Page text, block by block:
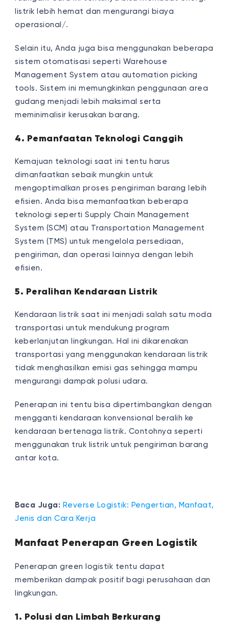
listrik lebih hemat dan mengurangi biaya
operasional/.
Selain itu, Anda juga bisa menggunakan beberapa
sistem otomatisasi seperti Warehouse
Management System atau automation picking
tools. Sistem ini memungkinkan penggunaan area
gudang menjadi lebih maksimal serta
meminimalisir kerusakan barang.
4. Pemanfaatan Teknologi Canggih
Kemajuan teknologi saat ini tentu harus
dimanfaatkan sebaik mungkin untuk
mengoptimalkan proses pengiriman barang lebih
efisien. Anda bisa memanfaatkan beberapa
teknologi seperti Supply Chain Management
System (SCM) atau Transportation Management
System (TMS) untuk mengelola persediaan,
pengiriman, dan operasi lainnya dengan lebih
efisien.
5. Peralihan Kendaraan Listrik
Kendaraan listrik saat ini menjadi salah satu moda
transportasi untuk mendukung program
keberlanjutan lingkungan. Hal ini dikarenakan
transportasi yang menggunakan kendaraan listrik
tidak menghasilkan emisi gas sehingga mampu
mengurangi dampak polusi udara.
Penerapan ini tentu bisa dipertimbangkan dengan
mengganti kendaraan konvensional beralih ke
kendaraan bertenaga listrik. Contohnya seperti
menggunakan truk listrik untuk pengiriman barang
antar kota.
Baca Juga: Reverse Logistik: Pengertian, Manfaat,
Jenis dan Cara Kerja
Manfaat Penerapan Green Logistik
Penerapan green logistik tentu dapat
memberikan dampak positif bagi perusahaan dan
lingkungan.
1. Polusi dan Limbah Berkurang